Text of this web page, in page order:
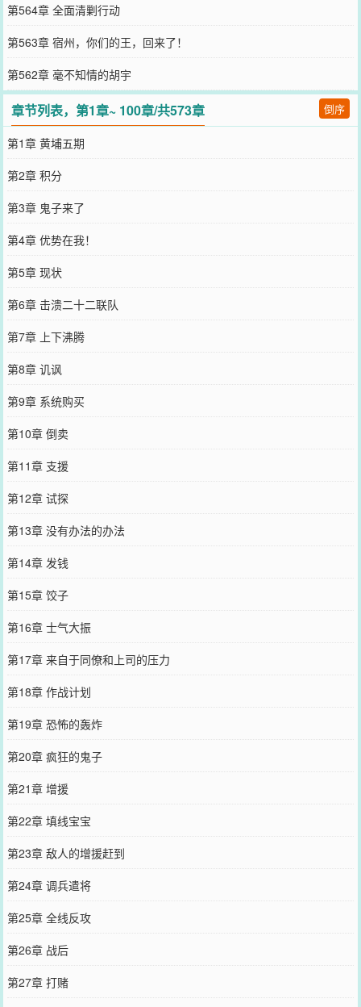
第564章 全面清剿行动
第563章 宿州，你们的王，回来了！
第562章 毫不知情的胡宇
章节列表，第1章~ 100章/共573章 倒序
第1章 黄埔五期
第2章 积分
第3章 鬼子来了
第4章 优势在我！
第5章 现状
第6章 击溃二十二联队
第7章 上下沸腾
第8章 讥讽
第9章 系统购买
第10章 倒卖
第11章 支援
第12章 试探
第13章 没有办法的办法
第14章 发钱
第15章 饺子
第16章 士气大振
第17章 来自于同僚和上司的压力
第18章 作战计划
第19章 恐怖的轰炸
第20章 疯狂的鬼子
第21章 增援
第22章 填线宝宝
第23章 敌人的增援赶到
第24章 调兵遣将
第25章 全线反攻
第26章 战后
第27章 打赌